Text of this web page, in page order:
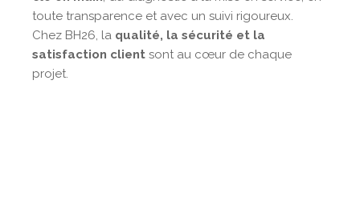
toute transparence et avec un suivi rigoureux.
Chez BH26, la qualité, la sécurité et la
satisfaction client sont au cœur de chaque
projet.